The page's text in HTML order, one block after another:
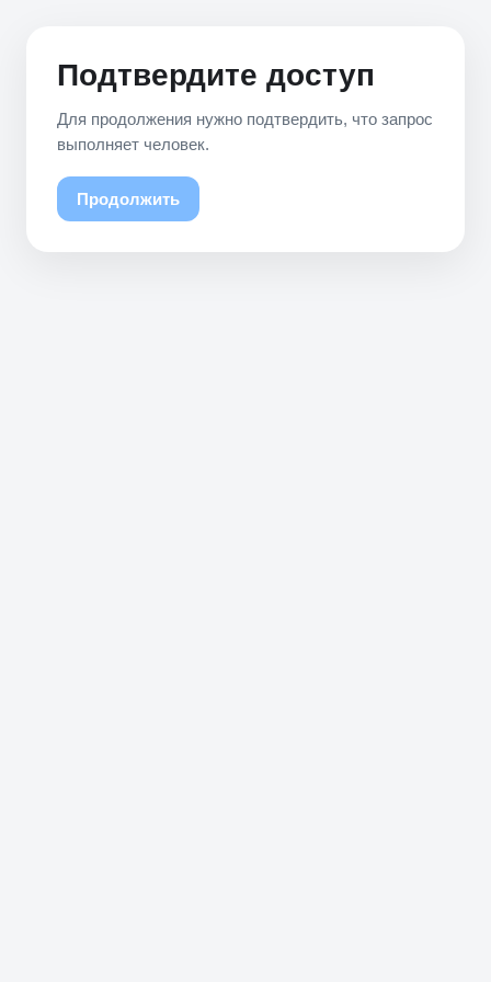
Подтвердите доступ
Для продолжения нужно подтвердить, что запрос
выполняет человек.
Продолжить